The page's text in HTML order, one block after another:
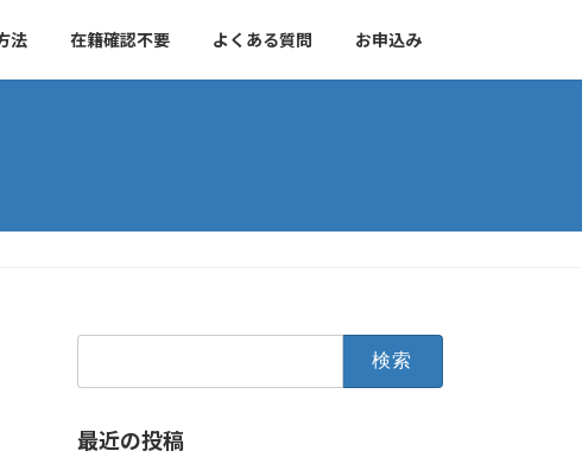
法 在籍確認不要 よくある質問 お申込み
最近の投稿